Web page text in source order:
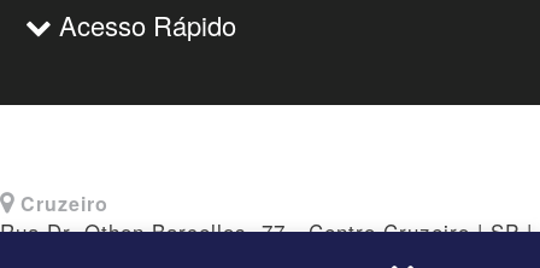
Acesso Rápido
Cruzeiro
Rua Dr. Othon Barcellos, 77 - Centro Cruzeiro | SP |